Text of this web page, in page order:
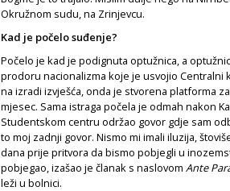
Okružnom sudu, na Zrinjevcu.
Kad je počelo suđenje?
Počelo je kad je podignuta optužnica, a
prodoru nacionalizma koje je usvojio Centralni
na izradi izvješća, onda je stvorena platforma
mjesec. Sama istraga počela je odmah nakon
Studentskom centru održao govor gdje sam
to moj zadnji govor. Nismo mi imali iluzija,
dana prije pritvora da bismo pobjegli u
pobjegao, izašao je članak s naslovom Ante
leži u bolnici.